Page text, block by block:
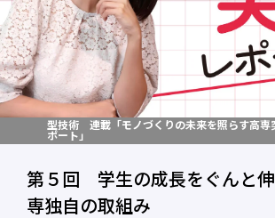
型技術 連載「モノづくりの未来を照らす高専
ポート」
第５回 学生の成長をぐんと
専独自の取組み